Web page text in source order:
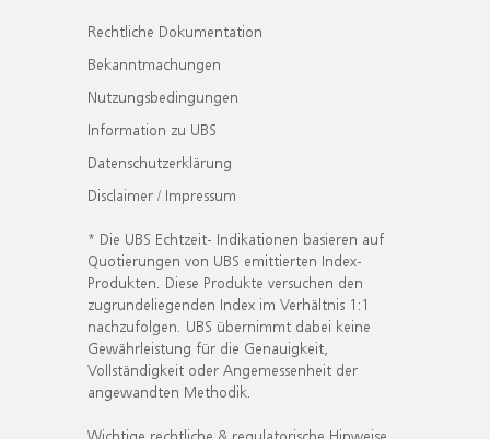
Rechtliche Dokumentation
Bekanntmachungen
Nutzungsbedingungen
Information zu UBS
Datenschutzerklärung
Disclaimer / Impressum
* Die UBS Echtzeit- Indikationen basieren auf
Quotierungen von UBS emittierten Index-
Produkten. Diese Produkte versuchen den
zugrundeliegenden Index im Verhältnis 1:1
nachzufolgen. UBS übernimmt dabei keine
Gewährleistung für die Genauigkeit,
Vollständigkeit oder Angemessenheit der
angewandten Methodik.